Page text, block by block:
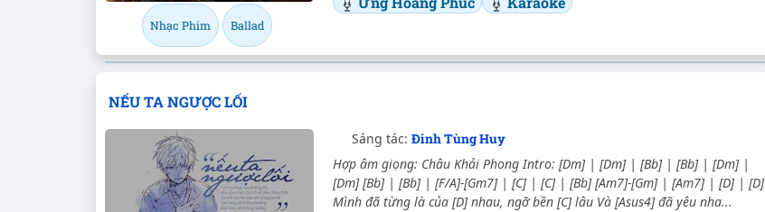
Nhạc Phim Ballad
NẾU TA NGƯỢC LỐI
Sáng tác: Đinh Tùng Huy
Hợp âm giọng: Châu Khải Phong Intro: [Dm] | [Dm] | [Bb] | [Bb] | [Dm] |
[Dm] [Bb] | [Bb] | [F/A]-[Gm7] | [C] | [C] | [Bb] [Am7]-[Gm] | [Am7] | [D] | [D]
Mình đã từng là của [D] nhau, ngỡ bền [C] lâu Và [Asus4] đã yêu nha...